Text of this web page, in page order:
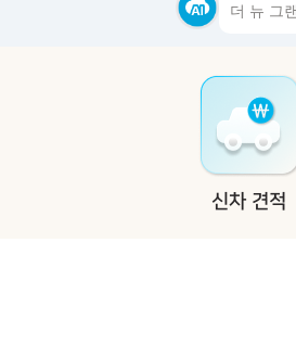
신차 견적